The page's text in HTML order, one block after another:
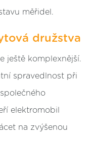
měřidel.
družstva
ještě komplexnější.
spravedlnost při
elektromobil
na zvýšenou